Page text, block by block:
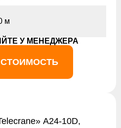
м
У МЕНЕДЖЕРА
СТОИМОСТЬ
А24-10D,